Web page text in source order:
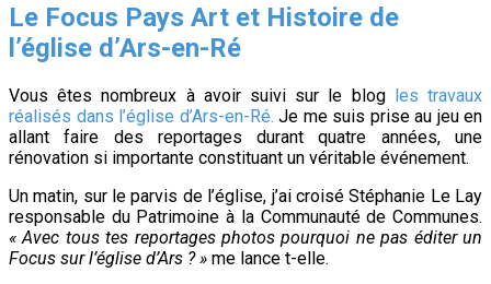
Le Focus Pays Art et Histoire de
l’église d’Ars-en-Ré
Vous êtes nombreux à avoir suivi sur le blog les travaux
réalisés dans l’église d’Ars-en-Ré. Je me suis prise au jeu en
allant faire des reportages durant quatre années, une
rénovation si importante constituant un véritable événement.
Un matin, sur le parvis de l’église, j’ai croisé Stéphanie Le Lay
responsable du Patrimoine à la Communauté de Communes.
« Avec tous tes reportages photos pourquoi ne pas éditer un
Focus sur l’église d’Ars ? » me lance t-elle.